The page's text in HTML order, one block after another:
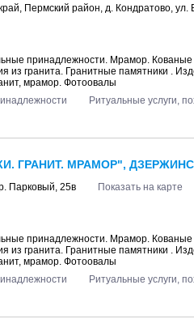
Пермский район, д. Кондратово, ул.
принадлежности. Мрамор.
из гранита. Гранитные памятники .
мрамор. Фотоовалы
Ритуальные услуги,
ГРАНИТ. МРАМОР",
Парковый, 25в
Показать на карте
принадлежности. Мрамор.
из гранита. Гранитные памятники .
мрамор. Фотоовалы
Ритуальные услуги,